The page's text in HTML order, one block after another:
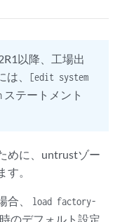
以降、工場出
、
[edit system
ステートメント
めに、untrustゾー
。
合、
load factory-
のデフォルト設定